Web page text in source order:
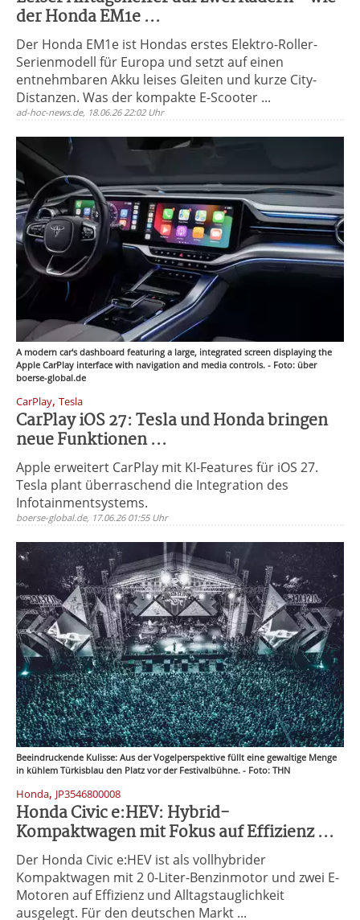
der Honda EM1e ...
Der Honda EM1e ist Hondas erstes Elektro-Roller-
Serienmodell für Europa und setzt auf einen
entnehmbaren Akku leises Gleiten und kurze City-
Distanzen. Was der kompakte E-Scooter ...
ad-hoc-news.de, 18.06.26 22:02 Uhr
A modern car's dashboard featuring a large, integrated screen displaying the
Apple CarPlay interface with navigation and media controls. - Foto: über
boerse-global.de
CarPlay, Tesla
CarPlay iOS 27: Tesla und Honda bringen
neue Funktionen ...
Apple erweitert CarPlay mit KI-Features für iOS 27.
Tesla plant überraschend die Integration des
Infotainmentsystems.
boerse-global.de, 17.06.26 01:55 Uhr
Beeindruckende Kulisse: Aus der Vogelperspektive füllt eine gewaltige Menge
in kühlem Türkisblau den Platz vor der Festivalbühne. - Foto: THN
Honda, JP3546800008
Honda Civic e:HEV: Hybrid-
Kompaktwagen mit Fokus auf Effizienz ...
Der Honda Civic e:HEV ist als vollhybrider
Kompaktwagen mit 2 0-Liter-Benzinmotor und zwei E-
Motoren auf Effizienz und Alltagstauglichkeit
ausgelegt. Für den deutschen Markt ...